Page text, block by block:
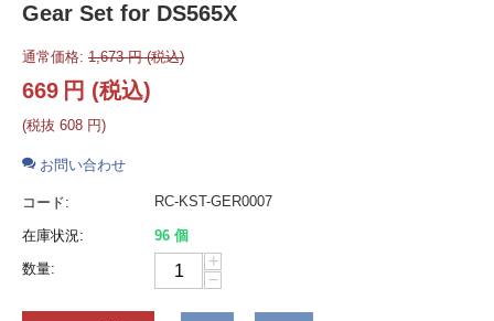
Gear Set for DS565X
通常価格: 1,673 円(税込)
669 円 (税込)
(税抜 608 円)
お問い合わせ
コード: RC-KST-GER0007
在庫状況:
96 個
数量:
+
−